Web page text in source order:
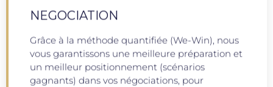
NEGOCIATION
Grâce à la méthode quantifiée (We-Win), nous
vous garantissons une meilleure préparation et
un meilleur positionnement (scénarios
gagnants) dans vos négociations, pour